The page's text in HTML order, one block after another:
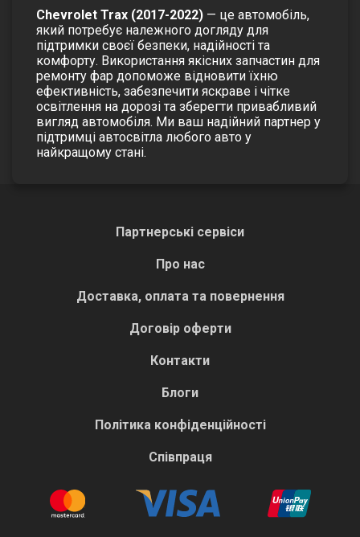
Chevrolet Trax (2017-2022) — це автомобіль,
який потребує належного догляду для
підтримки своєї безпеки, надійності та
комфорту. Використання якісних запчастин для
ремонту фар допоможе відновити їхню
ефективність, забезпечити яскраве і чітке
освітлення на дорозі та зберегти привабливий
вигляд автомобіля. Ми ваш надійний партнер у
підтримці автосвітла любого авто у
найкращому стані.
Партнерські сервіси
Про нас
Доставка, оплата та повернення
Договір оферти
Контакти
Блоги
Політика конфіденційності
Співпраця